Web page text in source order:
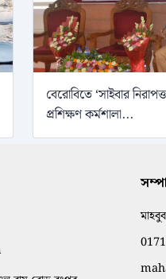
বেরোবিতে ‘সাইবার
প্রশিক্ষণ কর্মশালা...